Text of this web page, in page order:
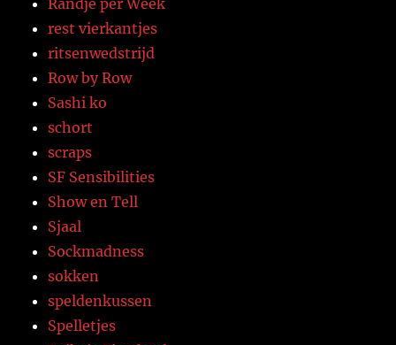
Randje per Week
rest vierkantjes
ritsenwedstrijd
Row by Row
Sashi ko
schort
scraps
SF Sensibilities
Show en Tell
Sjaal
Sockmadness
sokken
speldenkussen
Spelletjes